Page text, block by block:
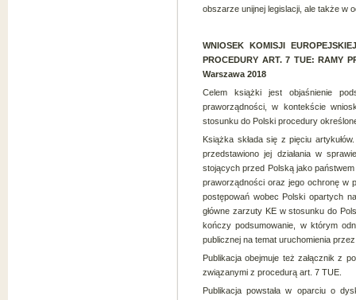
obszarze unijnej legislacji, ale także w
WNIOSEK KOMISJI
PROCEDURY ART. 7 TUE: RAMY
Warszawa 2018
Celem książki jest objaśnienie
praworządności, w kontekście
stosunku do Polski procedury
Książka składa się z pięciu
przedstawiono jej działania w
stojących przed Polską jako
praworządności oraz jego ochronę w
postępowań wobec Polski opartych
główne zarzuty KE w stosunku do
kończy podsumowanie, w którym
publicznej na temat uruchomienia
Publikacja obejmuje też załącznik z
związanymi z procedurą art. 7 TUE.
Publikacja powstała w oparciu o